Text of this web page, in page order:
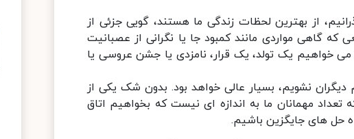
از بهترین لحظات زندگی ما هستند، گویی جزئی از
گاهی مواردی مانند کمبود جا یا نگرانی از عصبانیت
خواهیم یک تولد، یک قرار، نامزدی یا جشن عروسی یا
دیگران نشویم، بسیار عالی خواهد بود. بدون شک یکی از
مهمانان ما به اندازه ای نیست که بخواهیم اتاق
حل های جایگزین باشیم.